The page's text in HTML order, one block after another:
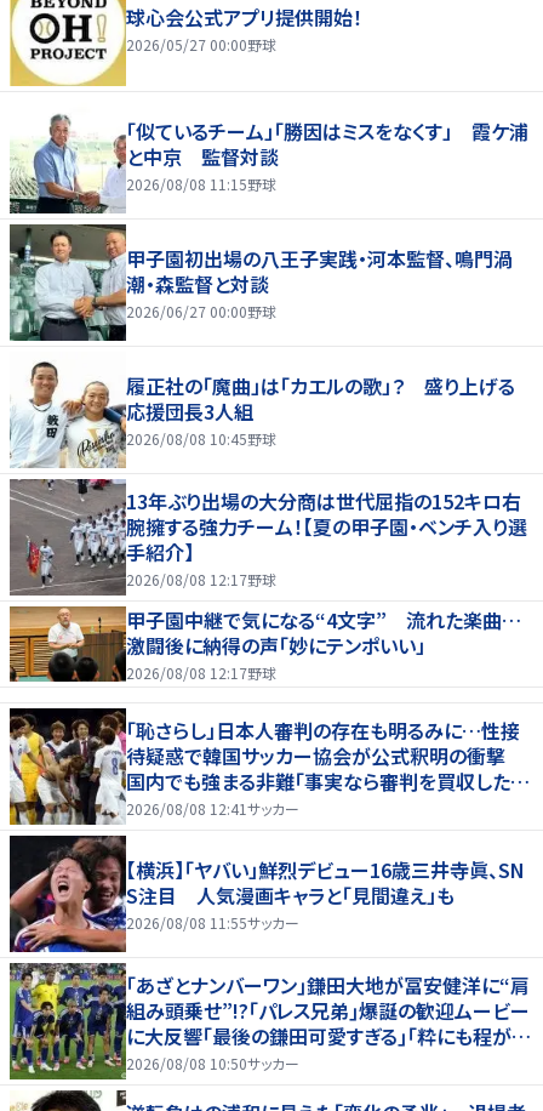
球心会公式アプリ提供開始！
2026/05/27 00:00野球
「似ているチーム」「勝因はミスをなくす」 霞ケ浦
と中京 監督対談
2026/08/08 11:15野球
甲子園初出場の八王子実践・河本監督、鳴門渦
潮・森監督と対談
2026/06/27 00:00野球
履正社の「魔曲」は「カエルの歌」？ 盛り上げる
応援団長3人組
2026/08/08 10:45野球
13年ぶり出場の大分商は世代屈指の152キロ右
腕擁する強力チーム！【夏の甲子園・ベンチ入り選
手紹介】
2026/08/08 12:17野球
甲子園中継で気になる“4文字” 流れた楽曲…
激闘後に納得の声「妙にテンポいい」
2026/08/08 12:17野球
「恥さらし」日本人審判の存在も明るみに…性接
待疑惑で韓国サッカー協会が公式釈明の衝撃
国内でも強まる非難「事実なら審判を買収したこ
とになる」
2026/08/08 12:41サッカー
【横浜】「ヤバい」鮮烈デビュー16歳三井寺眞、SN
S注目 人気漫画キャラと「見間違え」も
2026/08/08 11:55サッカー
｢あざとナンバーワン｣鎌田大地が冨安健洋に“肩
組み頭乗せ”!?｢パレス兄弟｣爆誕の歓迎ムービー
に大反響｢最後の鎌田可愛すぎる｣｢粋にも程があ
る！」
2026/08/08 10:50サッカー